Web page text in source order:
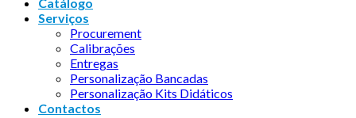
Serviços
Procurement
Calibrações
Entregas
Personalização Bancadas
Personalização Kits Didáticos
Contactos